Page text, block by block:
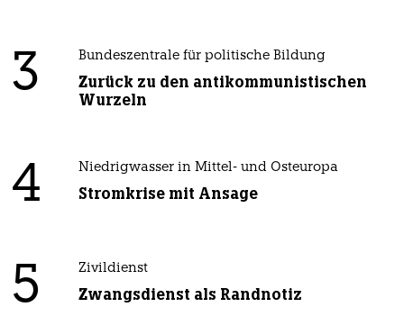
3 Bundeszentrale für politische Bildung
Zurück zu den antikommunistischen
Wurzeln
4 Niedrigwasser in Mittel- und Osteuropa
Stromkrise mit Ansage
5 Zivildienst
Zwangsdienst als Randnotiz